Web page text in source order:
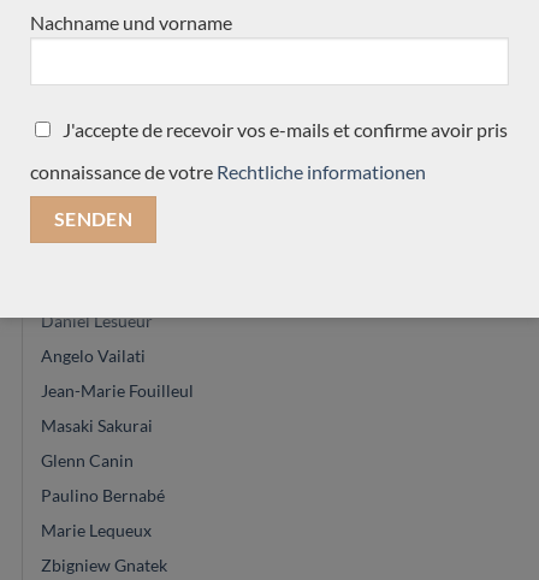
Hermann Hauser®
Saeid Aboutalebian
Marie Lequex
Alexander Pashentsev
Daniel Lesueur
Angelo Vailati
Jean-Marie Fouilleul
Masaki Sakurai
Glenn Canin
Paulino Bernabé
Marie Lequeux
Zbigniew Gnatek
Nachname und vorname
J'accepte de recevoir vos e-mails et confirme avoir pris
connaissance de votre Rechtliche informationen